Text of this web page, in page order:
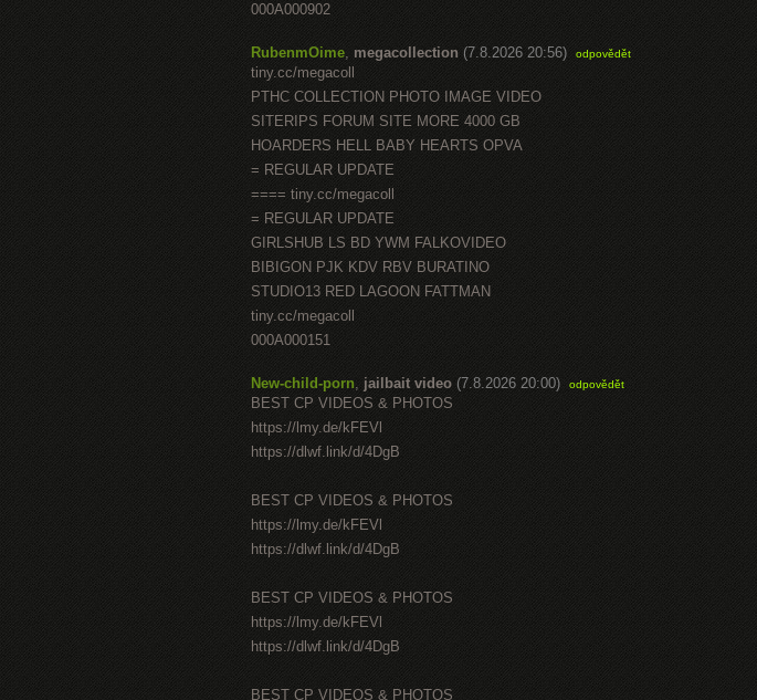
000A000902
RubenmOime, megacollection (7.8.2026 20:56) odpovědět
tiny.cc/megacoll
PTHC COLLECTION PHOTO IMAGE VIDEO
SITERIPS FORUM SITE MORE 4000 GB
HOARDERS HELL BABY HEARTS OPVA
= REGULAR UPDATE
==== tiny.cc/megacoll
= REGULAR UPDATE
GIRLSHUB LS BD YWM FALKOVIDEO
BIBIGON PJK KDV RBV BURATINO
STUDIO13 RED LAGOON FATTMAN
tiny.cc/megacoll
000A000151
New-child-porn, jailbait video (7.8.2026 20:00) odpovědět
BEST CP VIDEOS & PHOTOS
https://lmy.de/kFEVl
https://dlwf.link/d/4DgB
BEST CP VIDEOS & PHOTOS
https://lmy.de/kFEVl
https://dlwf.link/d/4DgB
BEST CP VIDEOS & PHOTOS
https://lmy.de/kFEVl
https://dlwf.link/d/4DgB
BEST CP VIDEOS & PHOTOS